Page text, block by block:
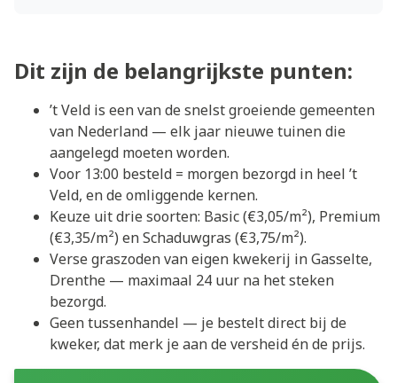
Dit zijn de belangrijkste punten:
’t Veld is een van de snelst groeiende gemeenten
van Nederland — elk jaar nieuwe tuinen die
aangelegd moeten worden.
Voor 13:00 besteld = morgen bezorgd in heel ’t
Veld, en de omliggende kernen.
Keuze uit drie soorten: Basic (€3,05/m²), Premium
(€3,35/m²) en Schaduwgras (€3,75/m²).
Verse graszoden van eigen kwekerij in Gasselte,
Drenthe — maximaal 24 uur na het steken
bezorgd.
Geen tussenhandel — je bestelt direct bij de
kweker, dat merk je aan de versheid én de prijs.